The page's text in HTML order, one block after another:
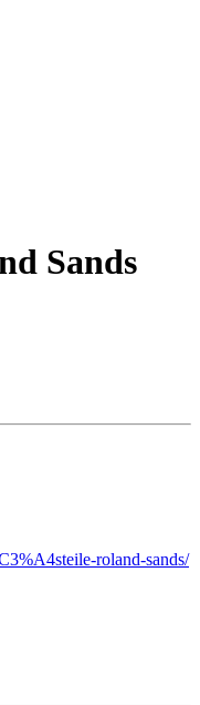
Sands
roland-sands/